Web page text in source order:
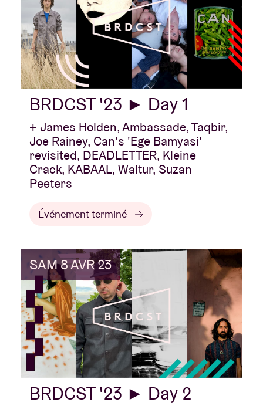
BRDCST '23 ► Day 1
+ James Holden, Ambassade, Taqbir,
Joe Rainey, Can's 'Ege Bamyasi'
revisited, DEADLETTER, Kleine
Crack, KABAAL, Waltur, Suzan
Peeters
Événement terminé
SAM 8 AVR 23
BRDCST '23 ► Day 2